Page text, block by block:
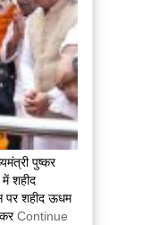
पुष्कर
में शहीद
पर शहीद ऊधम
करContinue